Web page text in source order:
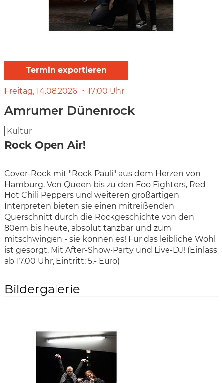
Freitag 14.08.2026 17:00 Uhr
Amrumer Dünenrock
Kultur
Rock Open Air!
Cover-Rock mit "Rock Pauli" aus dem Herzen von
Hamburg. Von Queen bis zu den Foo Fighters, Red
Hot Chili Peppers und weiteren großartigen
Interpreten bieten sie einen mitreißenden
Querschnitt durch die Rockgeschichte von den
80ern bis heute, absolut tanzbar und zum
mitschwingen - sie können es! Für das leibliche Wohl
ist gesorgt. Mit After-Show-Party und Live-DJ! (Einlass
ab 17.00 Uhr, Eintritt: 5,- Euro)
Bildergalerie